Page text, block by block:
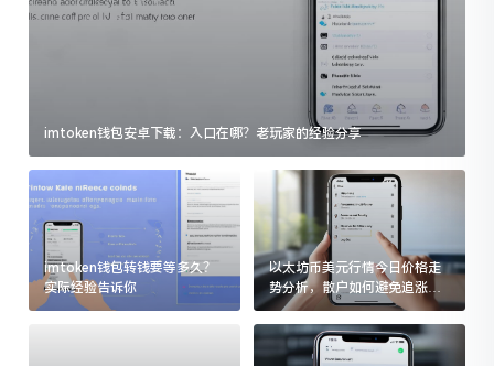
imtoken钱包安卓下载：入口在哪？老玩家的经验分享
imtoken钱包转钱要等多久？
实际经验告诉你
以太坊币美元行情今日价格走
势分析，散户如何避免追涨杀
跌被套牢